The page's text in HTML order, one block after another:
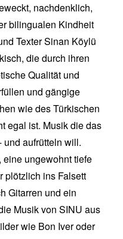
nachdenklich,
bilingualen Kindheit
Texter Sinan Köylü
die durch ihren
Qualität und
und gängige
wie des Türkischen
egal ist. Musik die das
und aufrütteln will.
ungewohnt tiefe
plötzlich ins Falsett
Gitarren und ein
Musik von SINU aus
wie Bon Iver oder